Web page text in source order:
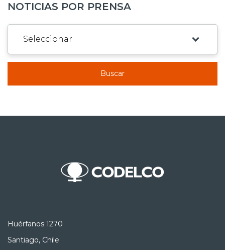
NOTICIAS POR PRENSA
Buscar
Huérfanos 1270
Santiago, Chile